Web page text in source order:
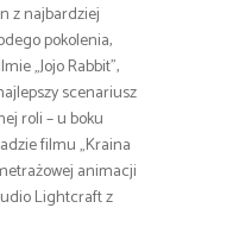
z najbardziej
pokolenia,
„Jojo Rabbit”,
scenariusz
roli – u boku
filmu „Kraina
animacji
Lightcraft z